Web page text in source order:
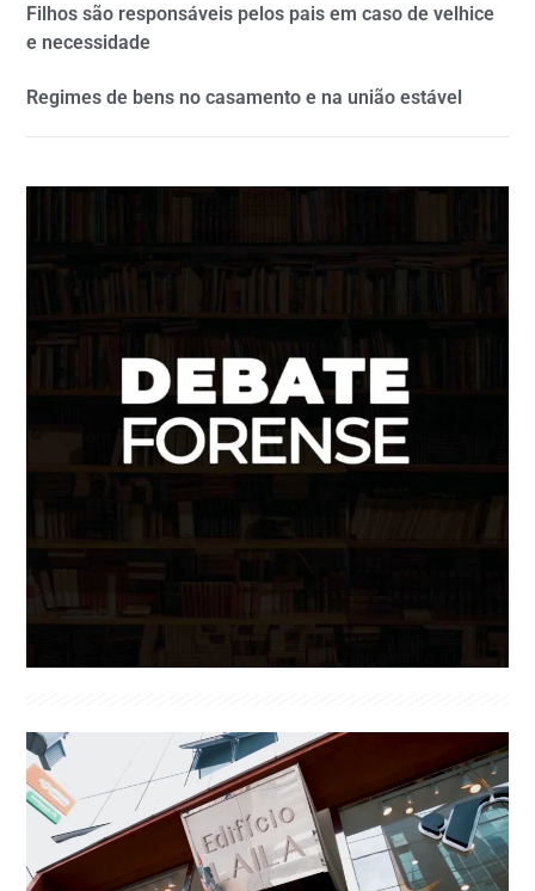
Filhos são responsáveis pelos pais em caso de velhice
e necessidade
Regimes de bens no casamento e na união estável